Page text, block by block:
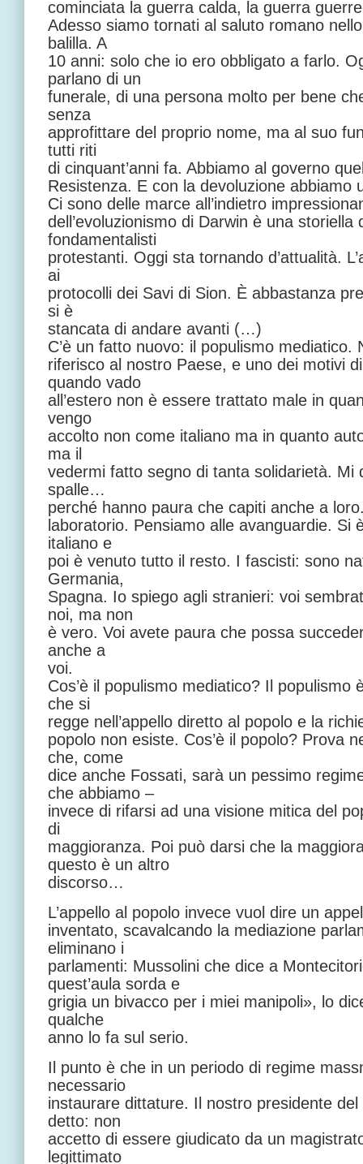
cominciata la guerra calda, la guerra
Adesso siamo tornati al saluto romano
balilla. A
10 anni: solo che io ero obbligato a farlo.
parlano di un
funerale, di una persona molto per bene
senza
approfittare del proprio nome, ma al suo
tutti riti
di cinquant’anni fa. Abbiamo al governo
Resistenza. E con la devoluzione abbiamo
Ci sono delle marce all’indietro
dell’evoluzionismo di Darwin è una storiella
fondamentalisti
protestanti. Oggi sta tornando d’attualità.
ai
protocolli dei Savi di Sion. È abbastanza
si è
stancata di andare avanti (…)
C’è un fatto nuovo: il populismo mediatico.
riferisco al nostro Paese, e uno dei motivi
quando vado
all’estero non è essere trattato male in
vengo
accolto non come italiano ma in quanto
ma il
vedermi fatto segno di tanta solidarietà. Mi
spalle…
perché hanno paura che capiti anche a
laboratorio. Pensiamo alle avanguardie. Si
italiano e
poi è venuto tutto il resto. I fascisti: sono
Germania,
Spagna. Io spiego agli stranieri: voi
noi, ma non
è vero. Voi avete paura che possa
anche a
voi.
Cos’è il populismo mediatico? Il populismo
che si
regge nell’appello diretto al popolo e la
popolo non esiste. Cos’è il popolo? Prova
che, come
dice anche Fossati, sarà un pessimo
che abbiamo –
invece di rifarsi ad una visione mitica del
di
maggioranza. Poi può darsi che la
questo è un altro
discorso…
L’appello al popolo invece vuol dire un
inventato, scavalcando la mediazione
eliminano i
parlamenti: Mussolini che dice a
quest’aula sorda e
grigia un bivacco per i miei manipoli», lo
qualche
anno lo fa sul serio.
Il punto è che in un periodo di regime
necessario
instaurare dittature. Il nostro presidente
detto: non
accetto di essere giudicato da un
legittimato